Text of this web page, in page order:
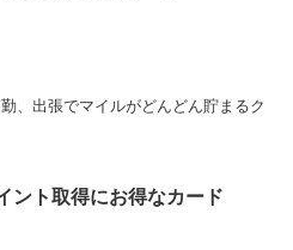
、出張でマイルがどんどん貯まるク
ント取得にお得なカード